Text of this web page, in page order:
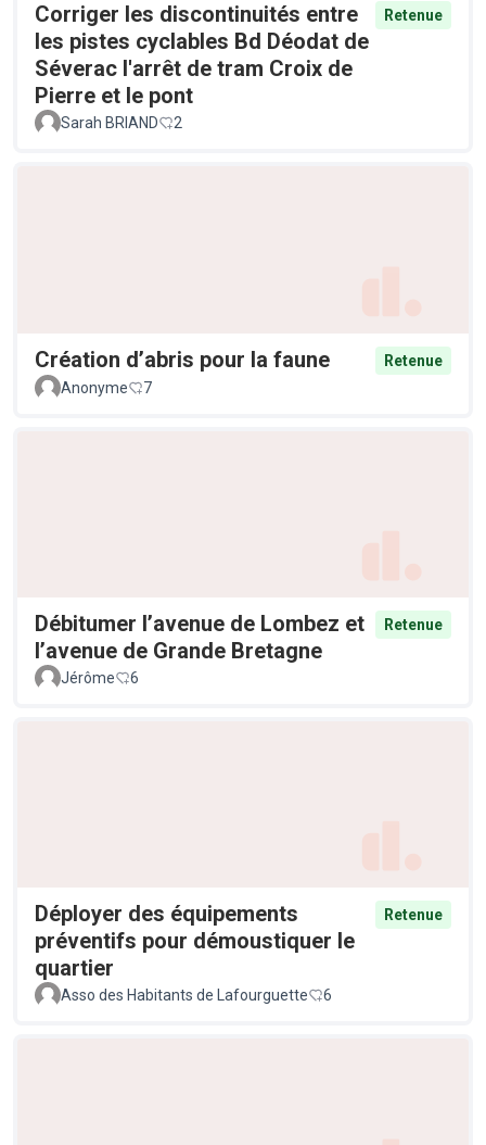
Corriger les discontinuités entre
les pistes cyclables Bd Déodat de
Séverac l'arrêt de tram Croix de
Pierre et le pont
Retenue
Sarah BRIAND 2
Création d’abris pour la faune
Retenue
Anonyme
7
Débitumer l’avenue de Lombez et
l’avenue de Grande Bretagne
Retenue
Jérôme 6
Déployer des équipements
préventifs pour démoustiquer le
quartier
Retenue
Asso des Habitants de Lafourguette 6